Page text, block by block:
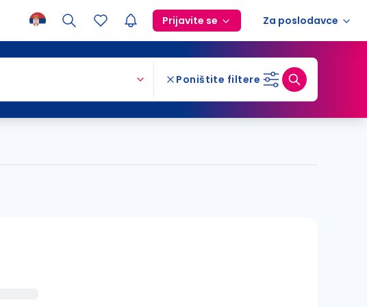
Prijavite se Za poslodavce
Poništite filtere